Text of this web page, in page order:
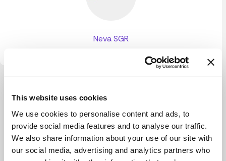
This website uses cookies
We use cookies to personalise content and ads, to
provide social media features and to analyse our traffic.
We also share information about your use of our site with
our social media, advertising and analytics partners who
Neva SGR